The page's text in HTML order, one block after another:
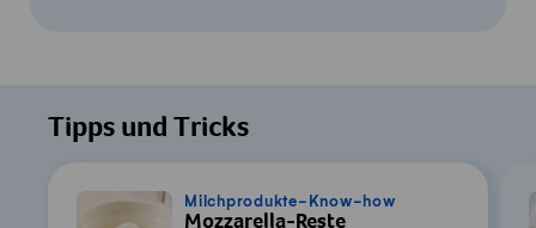
Ihre Zustimmung zur Datenverarbeitung
durch YouTube erforderlich. Details finden
Tipps und Tricks
Milchprodukte-Know-how
Mozzarella-Reste